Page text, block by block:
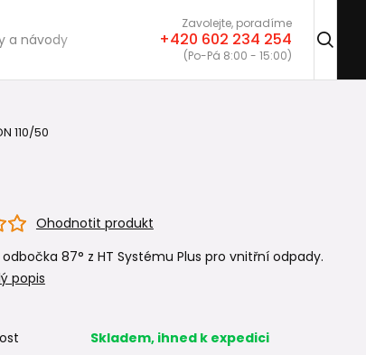
a návody
Zavolejte, poradíme
+420 602 234 254
(Po-Pá 8:00 - 15:00)
110/50
Ohodnotit produkt
odbočka 87° z HT Systému Plus pro vnitřní odpady.
popis
Skladem, ihned k expedici